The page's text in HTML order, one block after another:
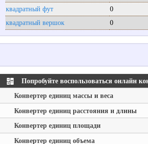
квадратный фут
0
квадратный вершок
0
Попробуйте воспользоваться онлайн
Конвертер единиц массы и веса
Конвертер единиц расстояния и длины
Конвертер единиц площади
Конвертер единиц объема